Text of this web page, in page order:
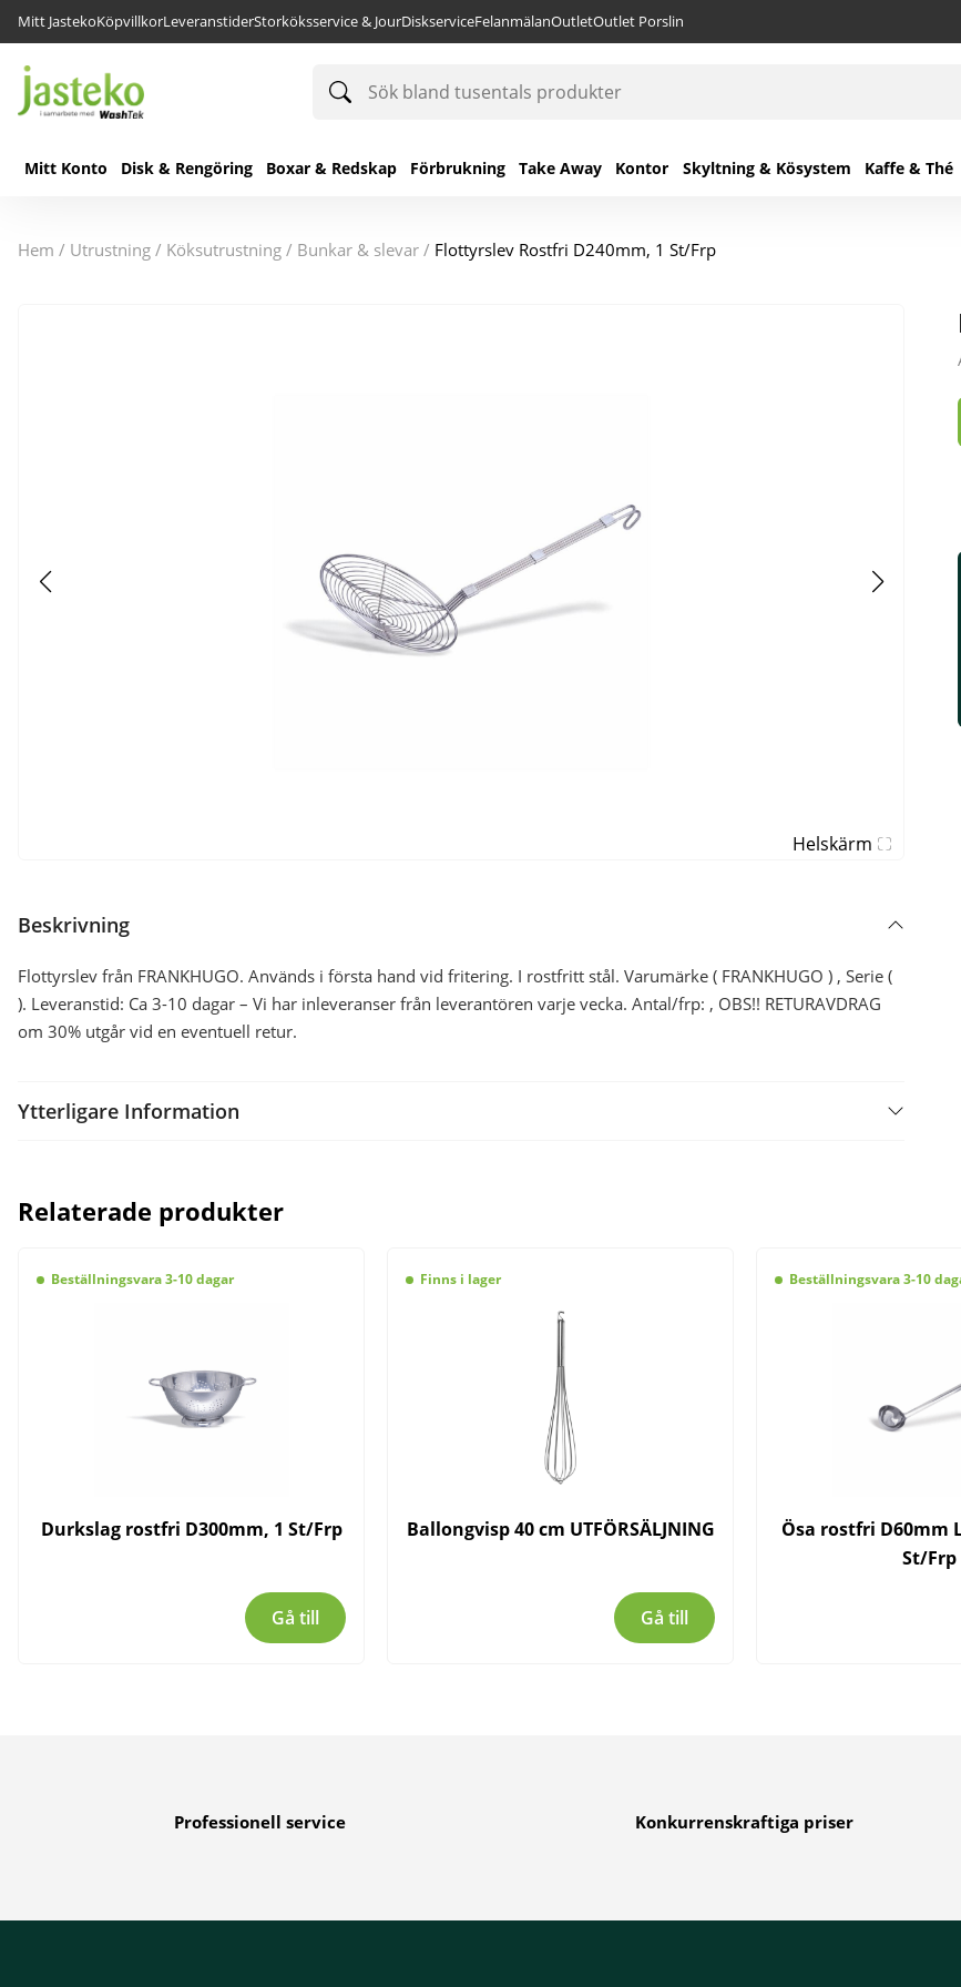
Mitt JastekoKöpvillkorLeveranstiderStorköksservice & JourDiskserviceFelanmälanOutletOutlet Porslin
Sök
bland
produkter
Mitt Konto Disk & Rengöring Boxar & Redskap Förbrukning Take Away Kontor Skyltning & Kösystem Kaffe & Thé
hem / utrustning / köksutrustning / bunkar & slevar / Flottyrslev Rostfri D240mm, 1 St/Frp
Helskärm
Beskrivning
Flottyrslev från FRANKHUGO. Används i första hand vid fritering. I rostfritt stål. Varumärke ( FRANKHUGO ) , Serie (
). Leveranstid: Ca 3-10 dagar – Vi har inleveranser från leverantören varje vecka. Antal/frp: , OBS!! RETURAVDRAG
om 30% utgår vid en eventuell retur.
Ytterligare Information
Relaterade produkter
Beställningsvara 3-10 dagar
Durkslag rostfri D300mm, 1 St/Frp
Gå till
Finns i lager
Ballongvisp 40 cm UTFÖRSÄLJNING
Gå till
Beställningsvara 3-10
Ösa rostfri D60mm
St/Frp
Professionell service Konkurrenskraftiga priser